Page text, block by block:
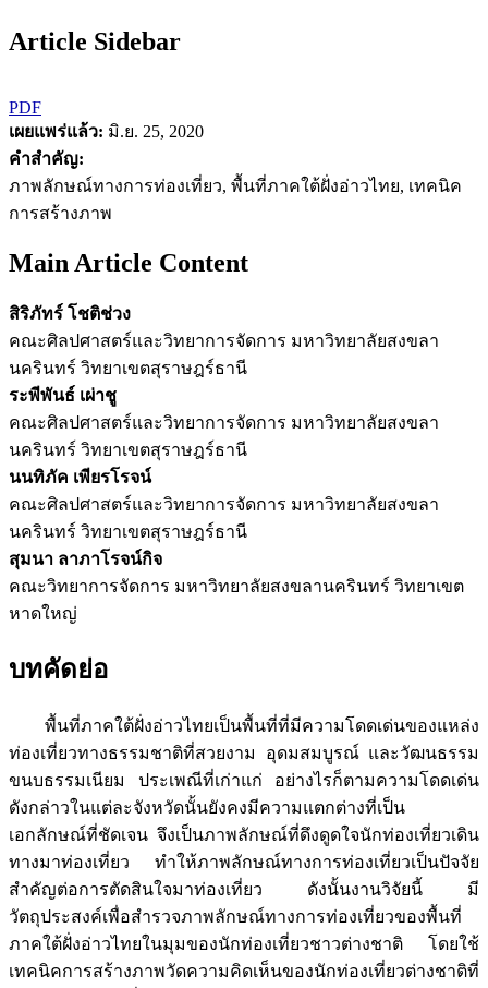
Article Sidebar
PDF
เผยแพร่แล้ว: มิ.ย. 25, 2020
คำสำคัญ:
ภาพลักษณ์ทางการท่องเที่ยว, พื้นที่ภาคใต้ฝั่งอ่าวไทย, เทคนิค
การสร้างภาพ
Main Article Content
สิริภัทร์ โชติช่วง
คณะศิลปศาสตร์และวิทยาการจัดการ มหาวิทยาลัยสงขลา
นครินทร์ วิทยาเขตสุราษฎร์ธานี
ระพีพันธ์ เผ่าชู
คณะศิลปศาสตร์และวิทยาการจัดการ มหาวิทยาลัยสงขลา
นครินทร์ วิทยาเขตสุราษฎร์ธานี
นนทิภัค เพียรโรจน์
คณะศิลปศาสตร์และวิทยาการจัดการ มหาวิทยาลัยสงขลา
นครินทร์ วิทยาเขตสุราษฎร์ธานี
สุมนา ลาภาโรจน์กิจ
คณะวิทยาการจัดการ มหาวิทยาลัยสงขลานครินทร์ วิทยาเขต
หาดใหญ่
บทคัดย่อ
พื้นที่ภาคใต้ฝั่งอ่าวไทยเป็นพื้นที่ที่มีความโดดเด่นของแหล่ง
ท่องเที่ยวทางธรรมชาติที่สวยงาม อุดมสมบูรณ์ และวัฒนธรรม
ขนบธรรมเนียม ประเพณีที่เก่าแก่ อย่างไรก็ตามความโดดเด่น
ดังกล่าวในแต่ละจังหวัดนั้นยังคงมีความแตกต่างที่เป็น
เอกลักษณ์ที่ชัดเจน จึงเป็นภาพลักษณ์ที่ดึงดูดใจนักท่องเที่ยวเดิน
ทางมาท่องเที่ยว ทำให้ภาพลักษณ์ทางการท่องเที่ยวเป็นปัจจัย
สำคัญต่อการตัดสินใจมาท่องเที่ยว ดังนั้นงานวิจัยนี้ มี
วัตถุประสงค์เพื่อสำรวจภาพลักษณ์ทางการท่องเที่ยวของพื้นที่
ภาคใต้ฝั่งอ่าวไทยในมุมของนักท่องเที่ยวชาวต่างชาติ โดยใช้
เทคนิคการสร้างภาพวัดความคิดเห็นของนักท่องเที่ยวต่างชาติที่